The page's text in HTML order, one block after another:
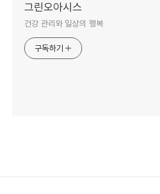
그린오아시스
건강 관리와 일상의 행복
구독하기